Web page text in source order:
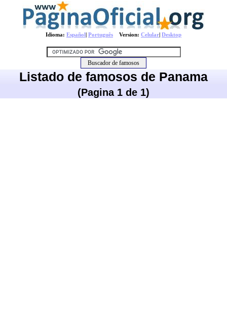
Idioma: Español| Português Version: Celular| Desktop
Listado de famosos de Panama
(Pagina 1 de 1)